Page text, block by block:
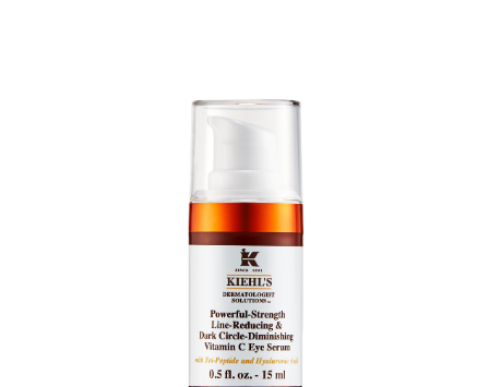
２．關於個人資料處理事宜，請瀏覽以下網址：
「AFTEE先享後付」，若未經同意申辦者引起之損失，本公司不負相關責
４．使用「AFTEE先享後付」時，將依據個別帳號之用戶狀況，依本公司即
時審查核予不同之上限額度；若仍有額度不足之情形，本公司將視審查結果
５．嚴禁一人註冊多個帳號或使用他人資訊註冊。若發現惡意使用之情形，
恩沛科技股份有限公司將有權停止該用戶之使用額度並採取法律行動。